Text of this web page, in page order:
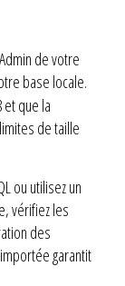
de votre
base locale.
et que la
de taille
ou utilisez un
vérifiez les
des
garantit